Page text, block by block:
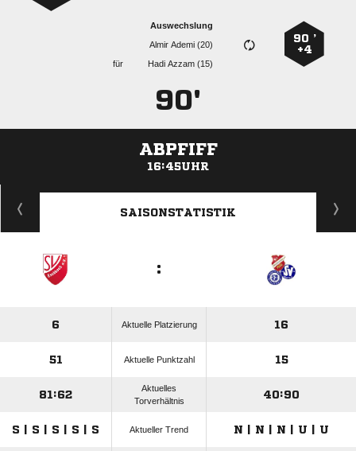
90 ’
+4
Auswechslung
  
für
  
90'
ABPFIFF
16:45UHR
ANZEIGE
SAISONSTATISTIK
:
6 Aktuelle Platzierung 16
51 Aktuelle Punktzahl 15
81:62
Aktuelles
Torverhältnis
40:90
S | S | S | S | S Aktueller Trend N | N | N | U | U